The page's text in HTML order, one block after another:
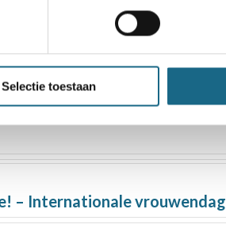
Selectie toestaan
– Internationale vrouwendag